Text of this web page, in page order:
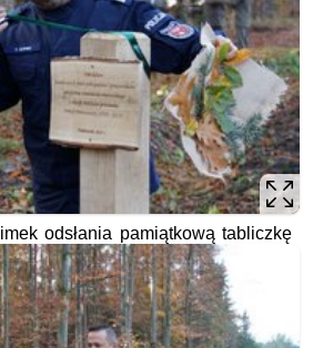
odsłania pamiątkową tabliczkę